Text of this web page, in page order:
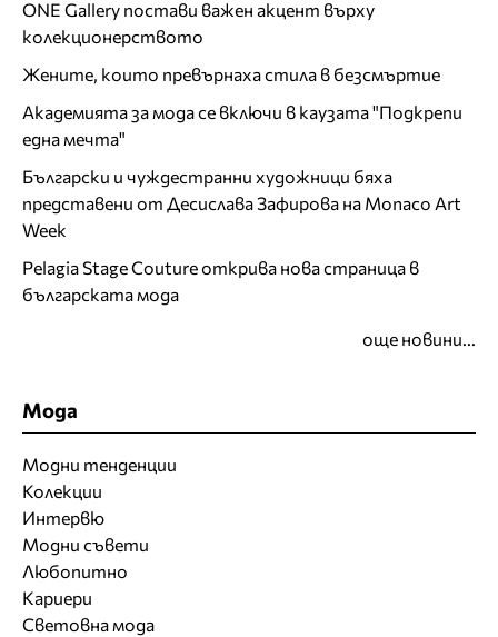
ONE Gallery постави важен акцент върху
колекционерството
Жените, които превърнаха стила в безсмъртие
Академията за мода се включи в каузата "Подкрепи
една мечта"
Български и чуждестранни художници бяха
представени от Десислава Зафирова на Monaco Art
Week
Pelagia Stage Couture открива нова страница в
българската мода
още новини...
Мода
Модни тенденции
Колекции
Интервю
Модни съвети
Любопитно
Кариери
Световна мода